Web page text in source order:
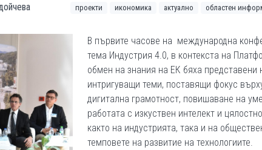
проекти икономика актуално областен
В първите часове на международна
тема Индустрия 4.0, в контекста на
обмен на знания на ЕК бяха представени
интригуващи теми, поставящи фокус
дигитална грамотност, повишаване на
работата с изкуствен интелект и
както на индустрията, така и на
темповете на развитие на технологиите.